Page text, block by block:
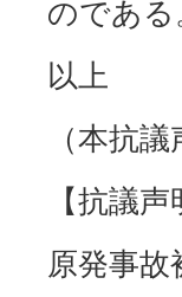
のである
以上
（本抗
【抗議
原発事